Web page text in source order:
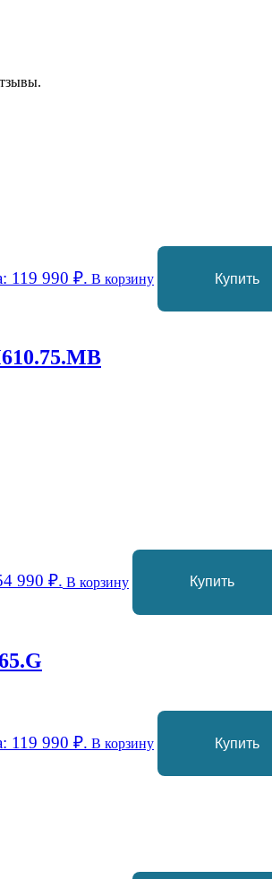
119 990 ₽. В корзину Купить
990 ₽. В корзину Купить
119 990 ₽. В корзину Купить